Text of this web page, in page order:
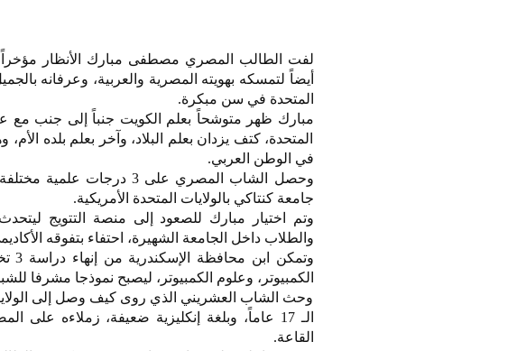
لفت الطالب المصري مصطفى مبارك الأنظار
أيضاً لتمسكه بهويته المصرية والعربية، وعرفانه
المتحدة في سن مبكرة.
مبارك ظهر متوشحاً بعلم الكويت جنباً إلى جنب
المتحدة، كتف يزدان بعلم البلاد، وآخر بعلم بلده
في الوطن العربي.
وحصل الشاب المصري على 3
جامعة كنتاكي بالولايات المتحدة الأمريكية.
والطلاب داخل الجامعة الشهيرة، احتفاء بتفوقه
الكمبيوتر، وعلوم الكمبيوتر، ليصبح نموذجا مشرفا
وحث الشاب العشريني الذي روى كيف وصل إلى
الـ 17 عاماً، وبلغة إنكليزية ضعيفة، زملاءه
القاعة.